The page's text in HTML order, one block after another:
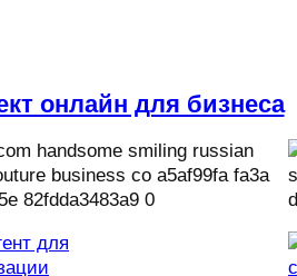
онлайн для бизнеса